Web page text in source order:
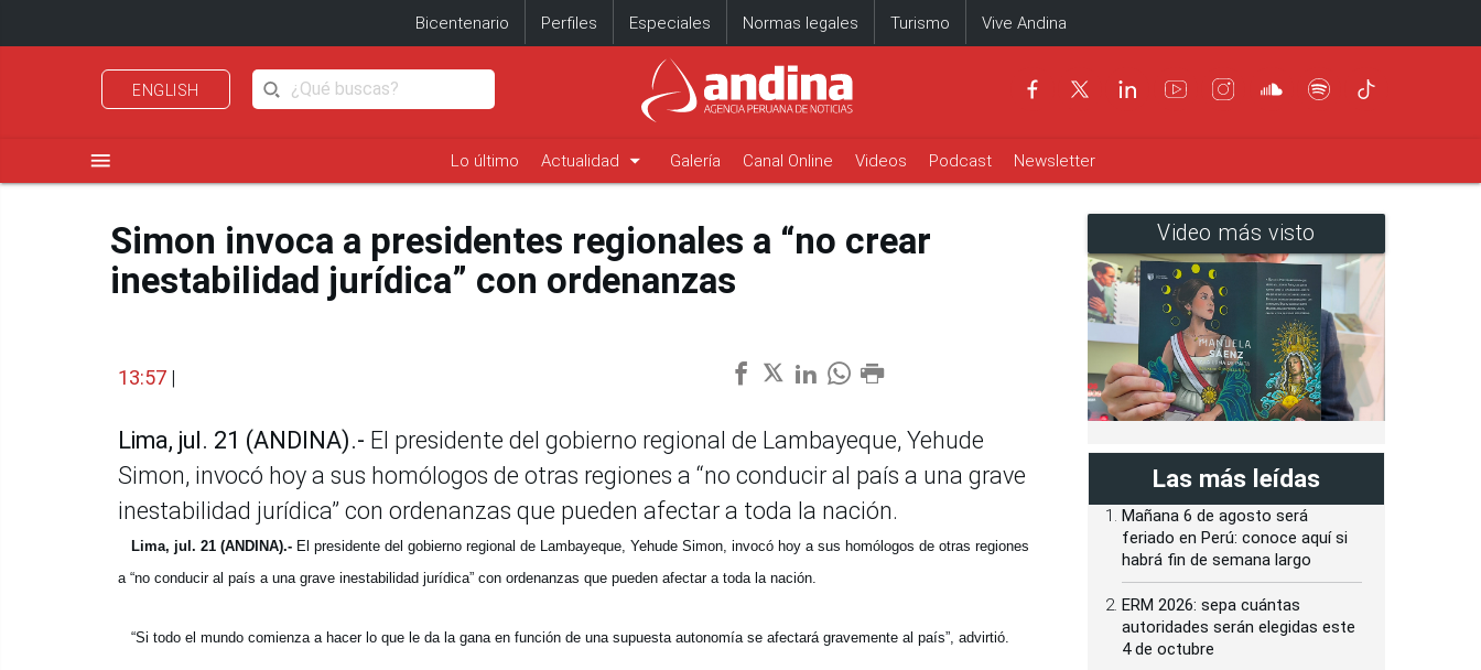
Bicentenario Perfiles Especiales Normas legales Turismo Vive Andina
ENGLISH
menu Lo último Actualidad arrow_drop_down Galería Canal Online Videos Podcast Newsletter
Simon invoca a presidentes regionales a “no crear
inestabilidad jurídica” con ordenanzas
13:57 |
Lima, jul. 21 (ANDINA).- El presidente del gobierno regional de Lambayeque, Yehude
Simon, invocó hoy a sus homólogos de otras regiones a “no conducir al país a una grave
inestabilidad jurídica” con ordenanzas que pueden afectar a toda la nación.
Lima, jul. 21 (ANDINA).- El presidente del gobierno regional de Lambayeque, Yehude Simon, invocó hoy a sus homólogos de otras regiones
a “no conducir al país a una grave inestabilidad jurídica” con ordenanzas que pueden afectar a toda la nación.
“Si todo el mundo comienza a hacer lo que le da la gana en función de una supuesta autonomía se afectará gravemente al país”, advirtió.
Video más visto
Las más leídas
Mañana 6 de agosto será
feriado en Perú: conoce aquí si
habrá fin de semana largo
ERM 2026: sepa cuántas
autoridades serán elegidas este
4 de octubre